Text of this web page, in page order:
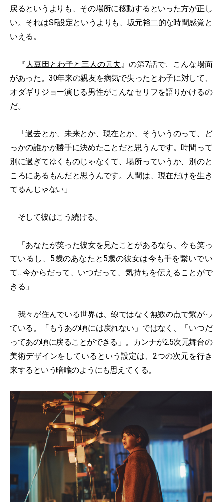
戻るというよりも、その場所に移動するといった方が正し
い。それはSF設定というよりも、坂元裕二的な時間感覚と
いえる。
『大豆田とわ子と三人の元夫』の第7話で、こんな場面
があった。30年来の親友を病気で失ったとわ子に対して、
オダギリジョー演じる男性がこんなセリフを語りかけるの
だ。
「過去とか、未来とか、現在とか、そういうのって、ど
っかの誰かが勝手に決めたことだと思うんです。時間って
別に過ぎてゆくものじゃなくて、場所っていうか、別のと
ころにあるもんだと思うんです。人間は、現在だけを生き
てるんじゃない」
そして彼はこう続ける。
「あなたが笑った彼女を見たことがあるなら、今も笑っ
ているし、5歳のあなたと5歳の彼女は今も手を繋いでい
て…今からだって、いつだって、気持ちを伝えることがで
きる」
我々が住んでいる世界は、線ではなく無数の点で繋がっ
ている。「もうあの頃には戻れない」ではなく、「いつだ
ってあの頃に戻ることができる」。カンナが2.5次元舞台の
美術デザインをしているという設定は、2つの次元を行き
来するという暗喩のようにも思えてくる。